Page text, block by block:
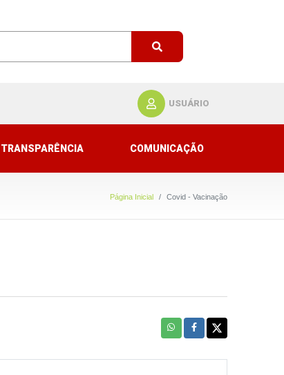
USUÁRIO
TRANSPARÊNCIA COMUNICAÇÃO
Página Inicial Covid - Vacinação